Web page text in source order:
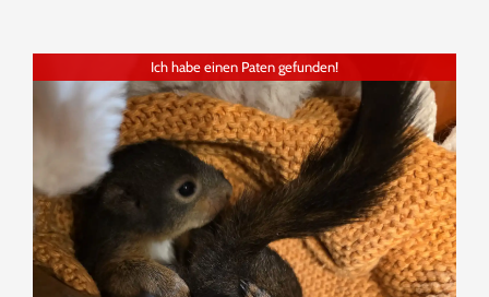
SPENDENINFORMATION
TEAM
PARTNER
Ich habe einen Paten gefunden!